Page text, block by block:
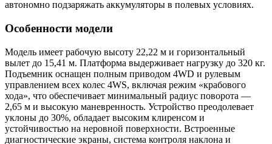
автономно подзаряжать аккумуляторы в полевых условиях.
Особенности модели
Модель имеет рабочую высоту 22,22 м и горизонтальный
вылет до 15,41 м. Платформа выдерживает нагрузку до 320 кг.
Подъемник оснащен полным приводом 4WD и рулевым
управлением всех колес 4WS, включая режим «крабового
хода», что обеспечивает минимальный радиус поворота —
2,65 м и высокую маневренность. Устройство преодолевает
уклоны до 30%, обладает высоким клиренсом и
устойчивостью на неровной поверхности. Встроенные
диагностические экраны, система контроля наклона и